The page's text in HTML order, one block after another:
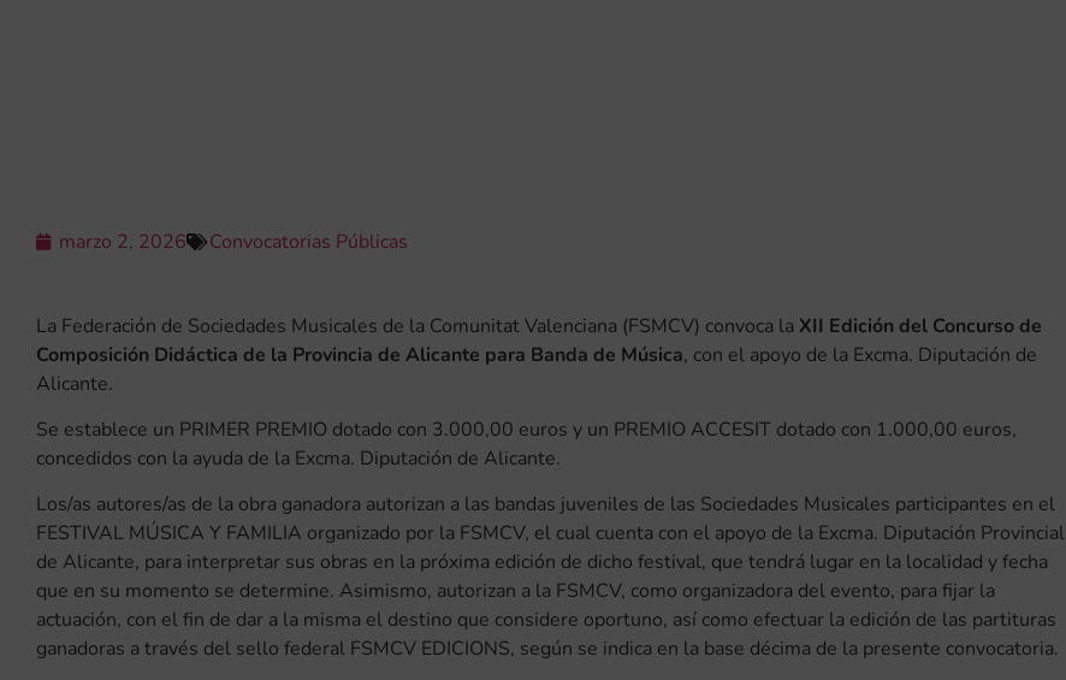
marzo 2, 2026 Convocatorias Públicas
La Federación de Sociedades Musicales de la Comunitat Valenciana (FSMCV) convoca la XII Edición del Concurso de
Composición Didáctica de la Provincia de Alicante para Banda de Música, con el apoyo de la Excma. Diputación de
Alicante.
Se establece un PRIMER PREMIO dotado con 3.000,00 euros y un PREMIO ACCESIT dotado con 1.000,00 euros,
concedidos con la ayuda de la Excma. Diputación de Alicante.
Los/as autores/as de la obra ganadora autorizan a las bandas juveniles de las Sociedades Musicales participantes en el
FESTIVAL MÚSICA Y FAMILIA organizado por la FSMCV, el cual cuenta con el apoyo de la Excma. Diputación Provincial
de Alicante, para interpretar sus obras en la próxima edición de dicho festival, que tendrá lugar en la localidad y fecha
que en su momento se determine. Asimismo, autorizan a la FSMCV, como organizadora del evento, para fijar la
actuación, con el fin de dar a la misma el destino que considere oportuno, así como efectuar la edición de las partituras
ganadoras a través del sello federal FSMCV EDICIONS, según se indica en la base décima de la presente convocatoria.